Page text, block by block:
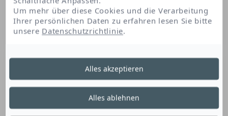
Laureth-2
Laureth-2
Dieses fettalkoholische Derivat ist ein
Emulgator und Stabilisator. Es ermöglicht die
Um mehr über diese Cookies und die Verarbeitung
Ihrer persönlichen Daten zu erfahren lesen Sie bitte
unsere Datenschutzrichtlinie.
Alles ablehnen
Alles akzeptieren